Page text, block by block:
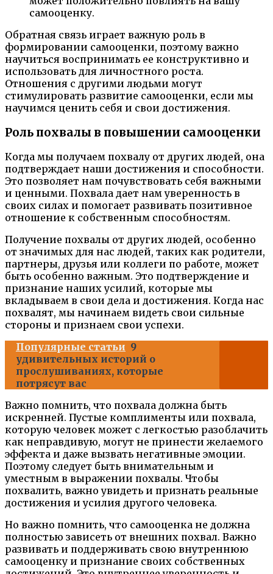
самооценку.
Обратная связь играет важную роль в
формировании самооценки, поэтому важно
научиться воспринимать ее конструктивно и
использовать для личностного роста.
Отношения с другими людьми могут
стимулировать развитие самооценки, если мы
научимся ценить себя и свои достижения.
Роль похвалы в повышении самооценки
Когда мы получаем похвалу от других людей, она
подтверждает наши достижения и способности.
Это позволяет нам почувствовать себя важными
и ценными. Похвала дает нам уверенность в
своих силах и помогает развивать позитивное
отношение к собственным способностям.
Получение похвалы от других людей, особенно
от значимых для нас людей, таких как родители,
партнеры, друзья или коллеги по работе, может
быть особенно важным. Это подтверждение и
признание наших усилий, которые мы
вкладываем в свои дела и достижения. Когда нас
похвалят, мы начинаем видеть свои сильные
стороны и признаем свои успехи.
Популярные статьи 9
удивительных историй о
прослушиваниях, которые
потрясут вас
Важно помнить, что похвала должна быть
искренней. Пустые комплименты или похвала,
которую человек может с легкостью разоблачить
как неправдивую, могут не принести желаемого
эффекта и даже вызвать негативные эмоции.
Поэтому следует быть внимательным и
уместным в выражении похвалы. Чтобы
похвалить, важно увидеть и признать реальные
достижения и усилия другого человека.
Но важно помнить, что самооценка не должна
полностью зависеть от внешних похвал. Важно
развивать и поддерживать свою внутреннюю
самооценку и признание своих собственных